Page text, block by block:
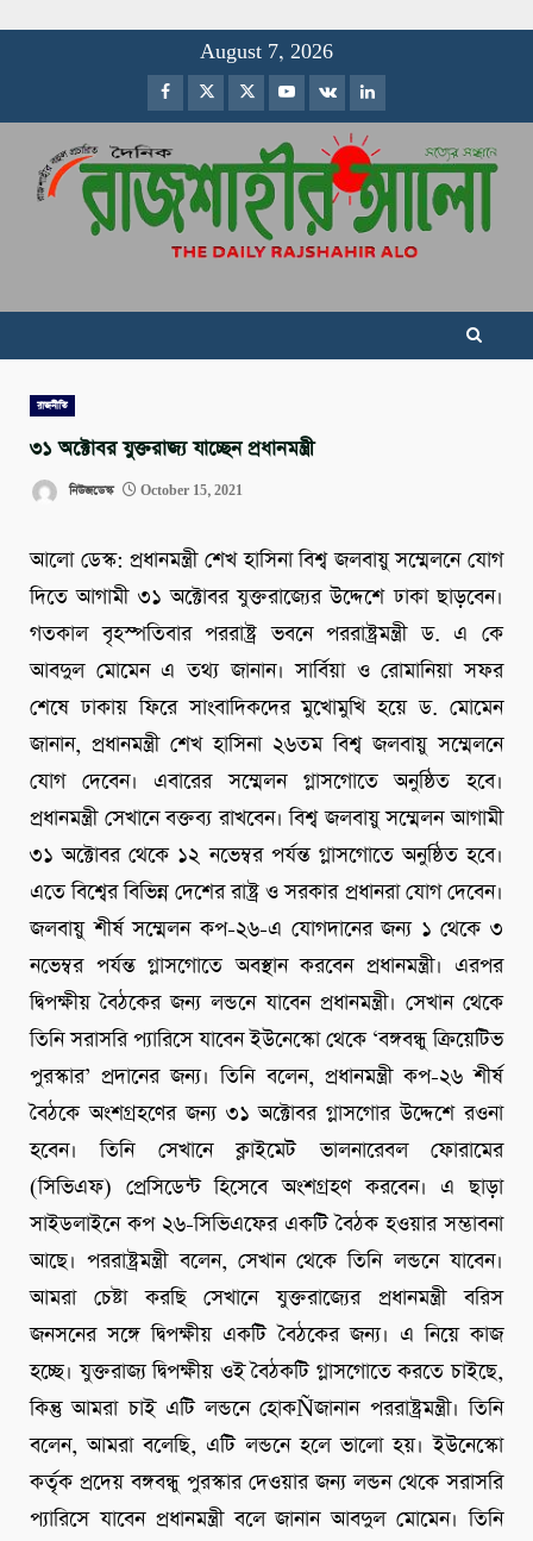
August 7, 2026
Facebook
TwitterInstagram
Youtube
VK LinkedIn
রাজনীতি
৩১ অক্টোবর যুক্তরাজ্য যাচ্ছেন প্রধানমন্ত্রী
নিউজডেস্ক October 15, 2021
আলো ডেস্ক: প্রধানমন্ত্রী শেখ হাসিনা বিশ্ব জলবায়ু সম্মেলনে যোগ
দিতে আগামী ৩১ অক্টোবর যুক্তরাজ্যের উদ্দেশে ঢাকা ছাড়বেন।
গতকাল বৃহস্পতিবার পররাষ্ট্র ভবনে পররাষ্ট্রমন্ত্রী ড. এ কে
আবদুল মোমেন এ তথ্য জানান। সার্বিয়া ও রোমানিয়া সফর
শেষে ঢাকায় ফিরে সাংবাদিকদের মুখোমুখি হয়ে ড. মোমেন
জানান, প্রধানমন্ত্রী শেখ হাসিনা ২৬তম বিশ্ব জলবায়ু সম্মেলনে
যোগ দেবেন। এবারের সম্মেলন গ্লাসগোতে অনুষ্ঠিত হবে।
প্রধানমন্ত্রী সেখানে বক্তব্য রাখবেন। বিশ্ব জলবায়ু সম্মেলন আগামী
৩১ অক্টোবর থেকে ১২ নভেম্বর পর্যন্ত গ্লাসগোতে অনুষ্ঠিত হবে।
এতে বিশ্বের বিভিন্ন দেশের রাষ্ট্র ও সরকার প্রধানরা যোগ দেবেন।
জলবায়ু শীর্ষ সম্মেলন কপ-২৬-এ যোগদানের জন্য ১ থেকে ৩
নভেম্বর পর্যন্ত গ্লাসগোতে অবস্থান করবেন প্রধানমন্ত্রী। এরপর
দ্বিপক্ষীয় বৈঠকের জন্য লন্ডনে যাবেন প্রধানমন্ত্রী। সেখান থেকে
তিনি সরাসরি প্যারিসে যাবেন ইউনেস্কো থেকে ‘বঙ্গবন্ধু ক্রিয়েটিভ
পুরস্কার’ প্রদানের জন্য। তিনি বলেন, প্রধানমন্ত্রী কপ-২৬ শীর্ষ
বৈঠকে অংশগ্রহণের জন্য ৩১ অক্টোবর গ্লাসগোর উদ্দেশে রওনা
হবেন। তিনি সেখানে ক্লাইমেট ভালনারেবল ফোরামের
(সিভিএফ) প্রেসিডেন্ট হিসেবে অংশগ্রহণ করবেন। এ ছাড়া
সাইডলাইনে কপ ২৬-সিভিএফের একটি বৈঠক হওয়ার সম্ভাবনা
আছে। পররাষ্ট্রমন্ত্রী বলেন, সেখান থেকে তিনি লন্ডনে যাবেন।
আমরা চেষ্টা করছি সেখানে যুক্তরাজ্যের প্রধানমন্ত্রী বরিস
জনসনের সঙ্গে দ্বিপক্ষীয় একটি বৈঠকের জন্য। এ নিয়ে কাজ
হচ্ছে। যুক্তরাজ্য দ্বিপক্ষীয় ওই বৈঠকটি গ্লাসগোতে করতে চাইছে,
কিন্তু আমরা চাই এটি লন্ডনে হোকÑজানান পররাষ্ট্রমন্ত্রী। তিনি
বলেন, আমরা বলেছি, এটি লন্ডনে হলে ভালো হয়। ইউনেস্কো
কর্তৃক প্রদেয় বঙ্গবন্ধু পুরস্কার দেওয়ার জন্য লন্ডন থেকে সরাসরি
প্যারিসে যাবেন প্রধানমন্ত্রী বলে জানান আবদুল মোমেন। তিনি